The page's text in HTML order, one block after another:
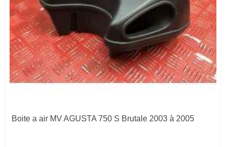
Boite a air MV AGUSTA 750 S Brutale 2003 à 2005